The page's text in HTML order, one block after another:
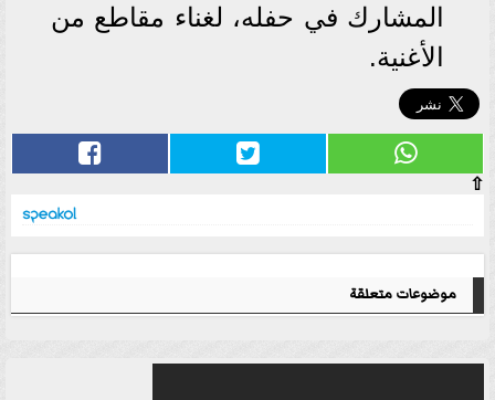
المشارك في حفله، لغناء مقاطع من
الأغنية.
⇧
موضوعات متعلقة